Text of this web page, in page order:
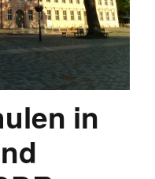
in